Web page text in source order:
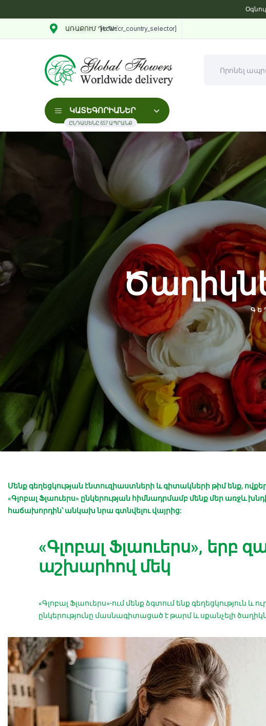
ԱՌԱՔՈՒՄ ԴԵՊԻ՝[vcwccr_country_selector]
ԿԱՏԵԳՈՐԻԱՆԵՐ
ԸՆԴԱՄԵՆԸ 657 ԱՊՐԱՆՔ
Մենք գեղեցկության էնտուզիաստների և գիտակների թիմ ենք,
«Գլոբալ Ֆլաուերս» ընկերության հիմնադրմամբ մենք մեր առջև
հաճախորդին՝ անկախ նրա գտնվելու վայրից:
«Գլոբալ Ֆլաուերս», երբ
աշխարհով մեկ
«Գլոբալ Ֆլաուերս»-ում մենք ձգտում ենք
ընկերությունը մասնագիտացած է թարմ և սքանչելի